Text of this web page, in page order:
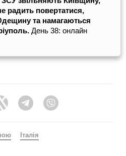
радить повертатися,
та намагаються
День 38: онлайн
Twitter Telegram
Італія